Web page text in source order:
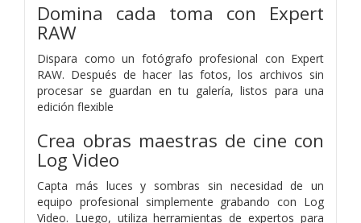
Domina cada toma con Expert
RAW
Dispara como un fotógrafo profesional con Expert
RAW. Después de hacer las fotos, los archivos sin
procesar se guardan en tu galería, listos para una
edición flexible
Crea obras maestras de cine con
Log Video
Capta más luces y sombras sin necesidad de un
equipo profesional simplemente grabando con Log
Video. Luego, utiliza herramientas de expertos para